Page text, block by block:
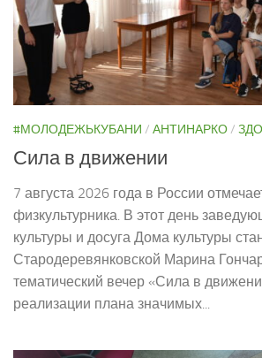
#МОЛОДЕЖЬКУБАНИ / АНТИНАРКО/
Сила в движении
7 августа 2026 года в России
физкультурника. В этот день
культуры и досуга Дома культуры
Стародеревянковской Марина
тематический вечер «Сила в
реализации плана значимых...